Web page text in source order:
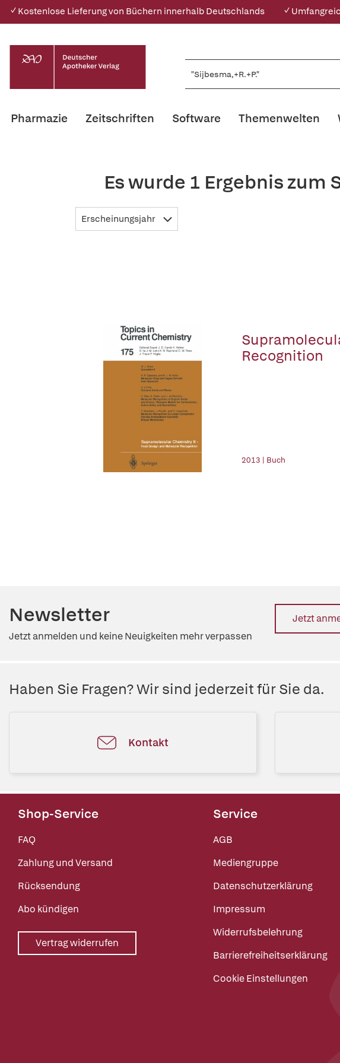
✓ Kostenlose Lieferung von Büchern innerhalb Deutschlands ✓
Pharmazie Zeitschriften Software Themenwelten
Es wurde 1 Ergebnis zum
Erscheinungsjahr
Recognition
2013 | Buch
Newsletter
Jetzt anmelden und keine Neuigkeiten mehr verpassen
Jetzt
Haben Sie Fragen? Wir sind jederzeit für Sie da.
Kontakt
Shop-Service
FAQ
Zahlung und Versand
Rücksendung
Abo kündigen
Vertrag widerrufen
Service
AGB
Mediengruppe
Datenschutzerklärung
Impressum
Widerrufsbelehrung
Barrierefreiheitserklärung
Cookie Einstellungen